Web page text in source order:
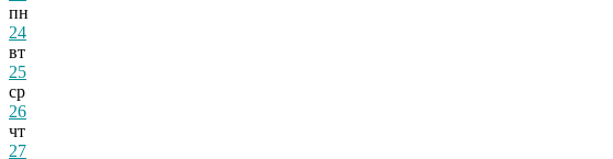
пн
24
вт
25
ср
26
чт
27